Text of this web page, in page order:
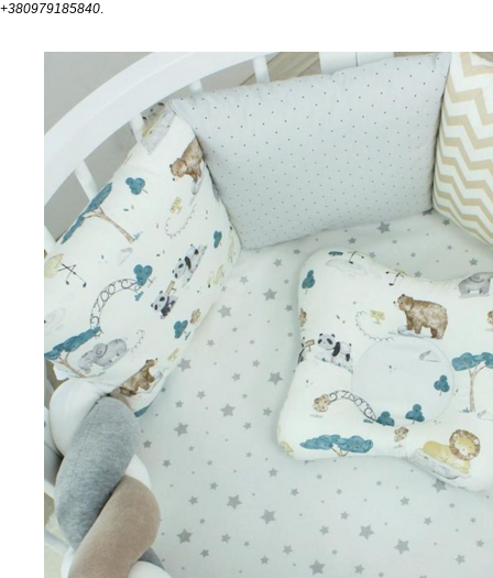
+380979185840.
Шоурум
Tekstura
Заплануйте візит у простір створений
для вас
Записатися